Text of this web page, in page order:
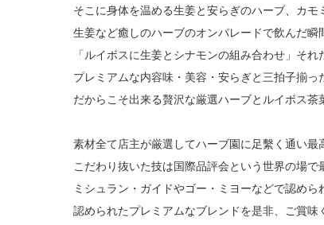
そこに身体を温める生姜と安らぎのハーブ、カモ
生姜など癒しのハーブのオンパレードで飲んだ瞬
「ルイボスに生姜とシナモンの組み合わせ」そ
プレミアムな内容味・美容・安らぎと三拍子揃
だからこそ出来る贅沢な厳選ハーブとルイボス茶
素材全て店主が厳選してハーブ園に足繫く通い
こだわり抜いた技は国際品評会という世界の場で
ミシュラン・ガイドやゴー・ミヨーなどで認め
認められたプレミアムなブレンドを是非、ご賞味